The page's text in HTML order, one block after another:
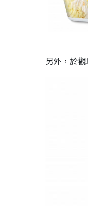
另外，於